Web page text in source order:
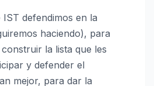
IST defendimos en la
haciendo), para
la lista que les
y defender el
mejor, para dar la